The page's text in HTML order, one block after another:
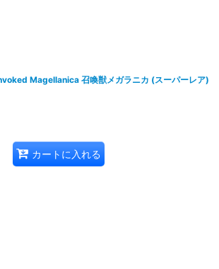
Magellanica 召喚獣メガラニカ (スーパーレア)
カートに入れる